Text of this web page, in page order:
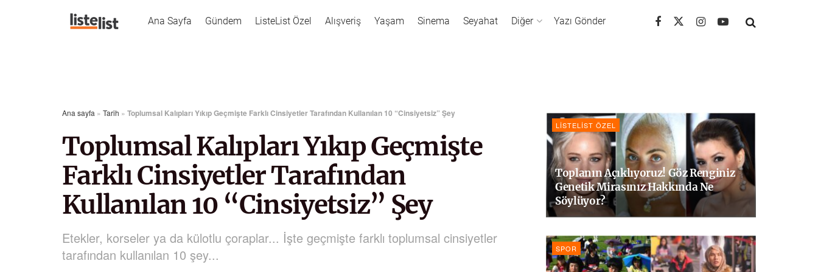
Ana Sayfa Gündem ListeList Özel Alışveriş Yaşam Sinema Seyahat Diğer Yazı Gönder
Ana sayfa » Tarih » Toplumsal Kalıpları Yıkıp Geçmişte Farklı Cinsiyetler Tarafından Kullanılan 10 “Cinsiyetsiz” Şey
Toplumsal Kalıpları Yıkıp Geçmişte
Farklı Cinsiyetler Tarafından
Kullanılan 10 “Cinsiyetsiz” Şey
Etekler, korseler ya da külotlu çoraplar... İşte geçmişte farklı toplumsal cinsiyetler
tarafından kullanılan 10 şey...
LISTELIST ÖZEL
Toplanın Açıklıyoruz! Göz Renginiz
Genetik Mirasınız Hakkında Ne
Söylüyor?
SPOR